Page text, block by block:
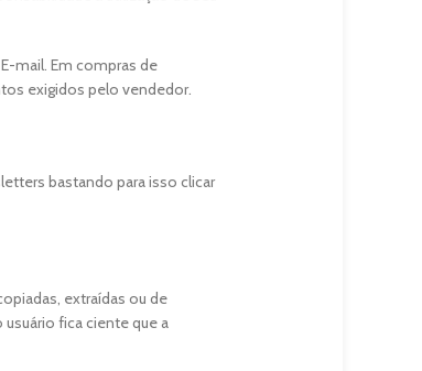
mail. Em compras de
exigidos pelo vendedor.
bastando para isso clicar
extraídas ou de
fica ciente que a